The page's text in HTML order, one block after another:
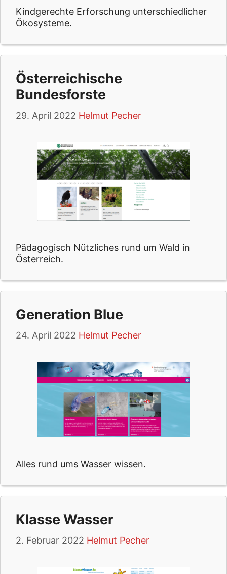
Kindgerechte Erforschung unterschiedlicher
Ökosysteme.
Österreichische
Bundesforste
29. April 2022 Helmut Pecher
Pädagogisch Nützliches rund um Wald in
Österreich.
Generation Blue
24. April 2022 Helmut Pecher
Alles rund ums Wasser wissen.
Klasse Wasser
2. Februar 2022 Helmut Pecher